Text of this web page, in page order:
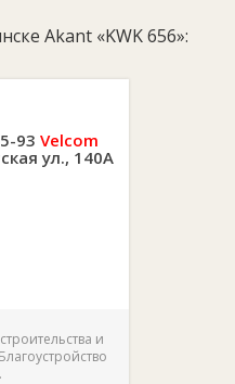
Akant «KWK 656»:
93 Velcom
ул., 140А
и